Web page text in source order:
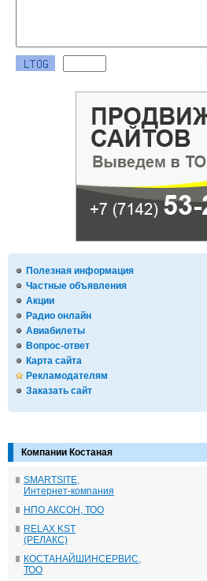
Полезная информация
Частные объявления
Акции
Радио онлайн
Авиабилеты
Вопрос-ответ
Карта сайта
Рекламодателям
Заказать сайт
Компании Костаная
SMARTSITE,
Интернет-компания
НПО АКСОН, ТОО
RELAX KST
(РЕЛАКС)
КОСТАНАЙШИНСЕРВИС,
ТОО